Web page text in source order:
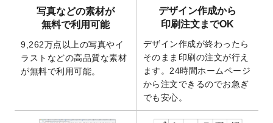
2025/12/22
2026年版4月始まりのカレンダーデザイン
テンプレート
を公開いたしました。
開いたしました。
2025/9/30
【新商品】クリアファイルバッグ が作成で
きるようになりました！
2026年午年の年賀状デザインテンプレート
を公開いたしました。
写真などの素材が
無料で利用可能
9,262万点以上の写真やイ
ラストなどの高品質な素材
が無料で利用可能。
デザイン作成から
印刷注文までOK
デザイン作成が終わったら
そのまま印刷の注文が行え
ます。24時間ホームページ
から注文できるのでお急ぎ
でも安心。